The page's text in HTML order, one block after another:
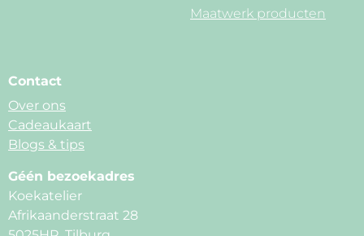
Maatwerk producten
Contact
Over ons
Cadeaukaart
Blogs & tips
Géén bezoekadres
Koekatelier
Afrikaanderstraat 28